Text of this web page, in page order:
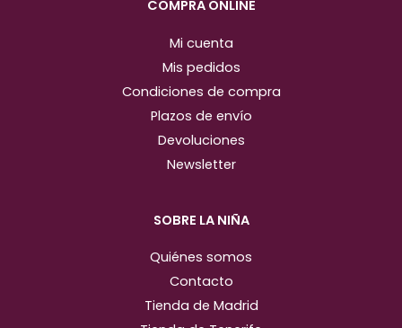
m
COMPRA ONLINE
Mi cuenta
Mis pedidos
Condiciones de compra
Plazos de envío
Devoluciones
Newsletter
SOBRE LA NIÑA
Quiénes somos
Contacto
Tienda de Madrid